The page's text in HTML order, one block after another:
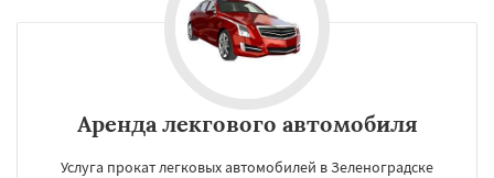
Аренда лекгового автомобиля
Услуга прокат легковых автомобилей в Зеленоградске